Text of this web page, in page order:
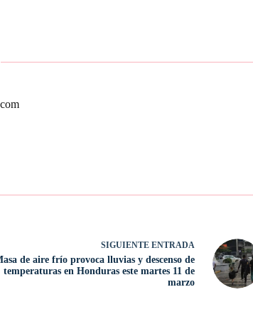
SIGUIENTE ENTRADA
de aire frío provoca lluvias y descenso de
temperaturas en Honduras este martes 11 de
marzo